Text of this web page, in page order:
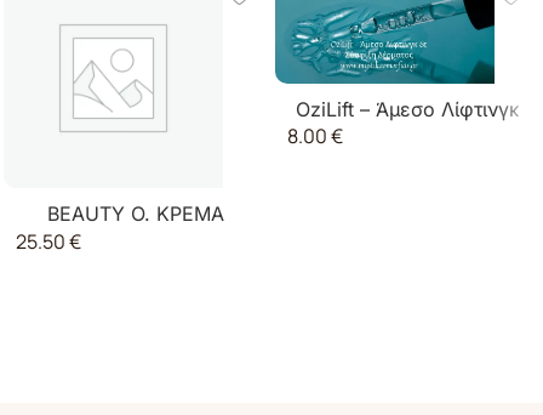
BEAUTY O. ΚΡΕΜΑ
ΛΕΥΚΑΝΣΗΣ ΚΑΙ
25.50€
OziLift – Άμεσο Λίφτινγκ
& Σύσφιξη Δέρματος
8.00€